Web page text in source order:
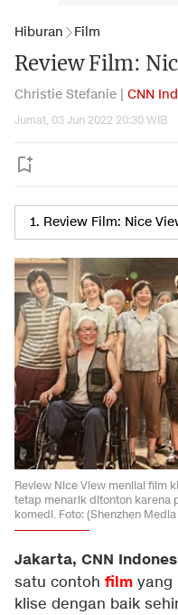
Hiburan Film
Review Film:
Christie Stefanie | CNN
Jumat, 03 Jun 2022 20:30 WIB
Review Nice View menilai film
tetap menarik ditonton karena
komedi. Foto: (Shenzhen
Jakarta, CNN
satu contoh film yang
klise dengan baik